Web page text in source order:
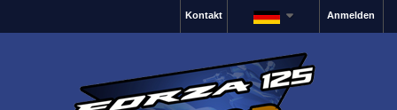
Anmelden
Kontakt